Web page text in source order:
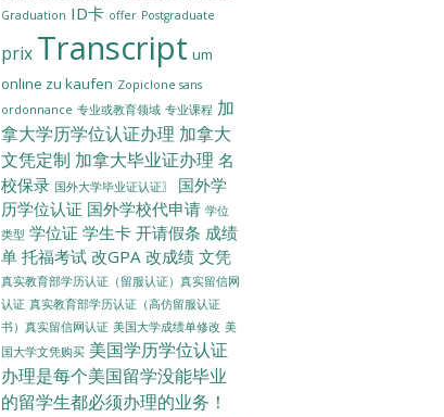
Graduation ID卡 offer Postgraduate
prix Transcript um
online zu kaufen Zopiclone sans
ordonnance 专业或教育领域 专业课程 加
拿大学历学位认证办理 加拿大
文凭定制 加拿大毕业证办理 名
校保录 国外大学毕业证认证〗
国外学
历学位认证 国外学校代申请 学位
类型 学位证 学生卡 开请假条 成绩
单 托福考试 改GPA 改成绩 文凭
真实教育部学历认证（留服认证）真实留信网
认证 真实教育部学历认证（高仿留服认证
书）真实留信网认证 美国大学成绩单修改 美
国大学文凭购买 美国学历学位认证
办理是每个美国留学没能毕业
的留学生都必须办理的业务！